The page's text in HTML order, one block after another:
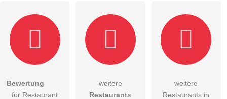
Hiermit akzeptiere ich dieAGB
Bewertung
für Restaurant
weitere
Restaurants
weitere
Restaurants in